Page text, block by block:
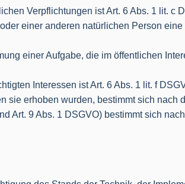
Verpflichtungen ist Art. 6 Abs. 1 lit. c
einer anderen natürlichen Person
einer Aufgabe, die im öffentlichen
Interessen ist Art. 6 Abs. 1 lit. f
erhoben wurden, bestimmt sich nach
Art. 9 Abs. 1 DSGVO) bestimmt sich